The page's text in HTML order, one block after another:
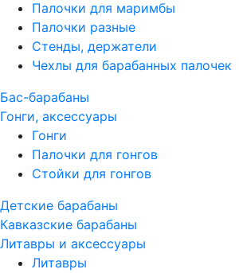
Палочки для маримбы
Палочки разные
Стенды, держатели
Чехлы для барабанных палочек
Бас-барабаны
Гонги, аксессуары
Гонги
Палочки для гонгов
Стойки для гонгов
Детские барабаны
Кавказские барабаны
Литавры и аксессуары
Литавры